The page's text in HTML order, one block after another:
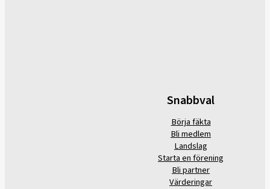
Snabbval
Börja fäkta
Bli medlem
Landslag
Starta en förening
Bli partner
Värderingar